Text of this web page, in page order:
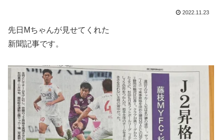
2022.11.23
先日Mちゃんが見せてくれた
新聞記事です。